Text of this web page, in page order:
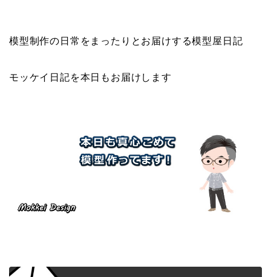
模型制作の日常をまったりとお届けする模型屋日記
モッケイ日記を本日もお届けします